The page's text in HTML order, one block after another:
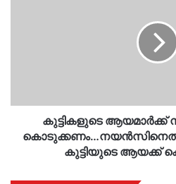
കുട്ടിയുടെ
ആയക്ക്
കൊടുക്കേണ്ടത്..
കുട്ടികളുടെ ആയമാർക്ക്
കുട്ടിയുടെ ആയക്ക്